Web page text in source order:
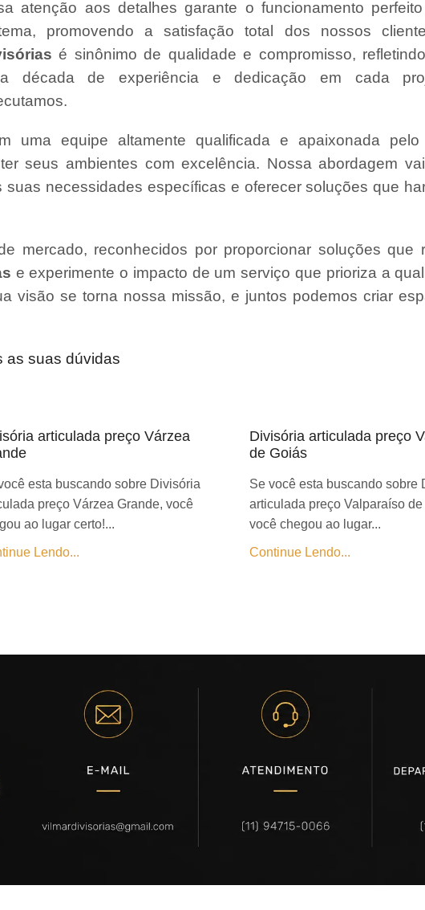
atenção aos detalhes garante o funcionamento
promovendo a satisfação total dos nossos
é sinônimo de qualidade e compromisso,
década de experiência e dedicação em cada
uma equipe altamente qualificada e apaixonada
seus ambientes com excelência. Nossa abordagem
necessidades específicas e oferecer soluções que
mercado, reconhecidos por proporcionar soluções que
e experimente o impacto de um serviço que prioriza a
visão se torna nossa missão, e juntos podemos criar
as suas dúvidas
articulada preço Várzea
esta buscando sobre Divisória
preço Várzea Grande, você
ao lugar certo!...
Lendo...
Divisória articulada preço
de Goiás
Se você esta buscando sobre
articulada preço Valparaíso de
você chegou ao lugar...
Continue Lendo...